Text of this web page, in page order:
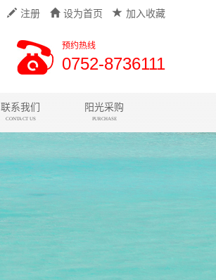
注册 设为首页 加入收藏
预约热线
0752-8736111
联系我们
CONTACT US
阳光采购
PURCHASE